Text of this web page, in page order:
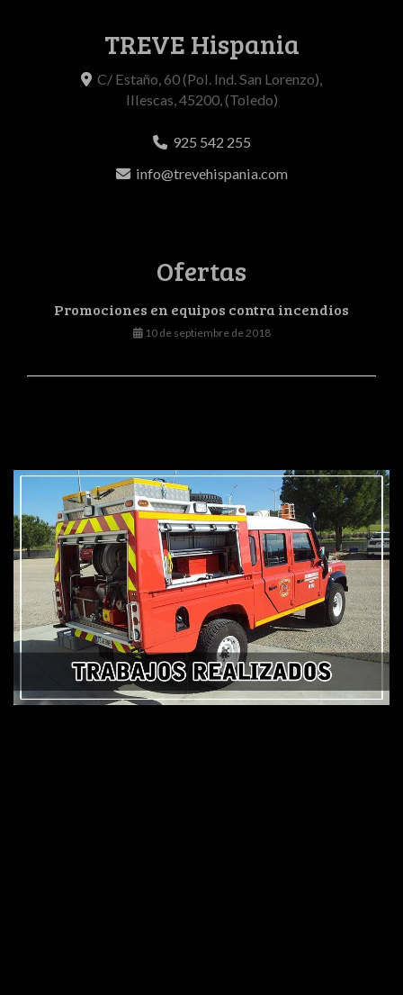
TREVE Hispania
C/ Estaño, 60 (Pol. Ind. San Lorenzo),
Illescas,45200,(Toledo)
925 542 255
info
trevehispania.com
Ofertas
Promociones en equipos contra incendios
10 de septiembre de 2018